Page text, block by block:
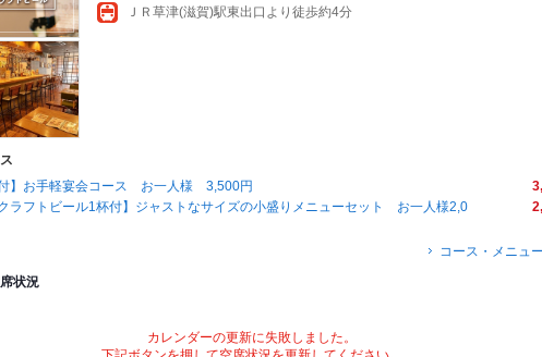
ＪＲ草津(滋賀)駅東出口より徒歩約4分
付】お手軽宴会コース お一人様 3,500円
ラフトビール1杯付】ジャストなサイズの小盛りメニューセット お一人様2,0
コース・メニュ
状況
カレンダーの更新に失敗しました。